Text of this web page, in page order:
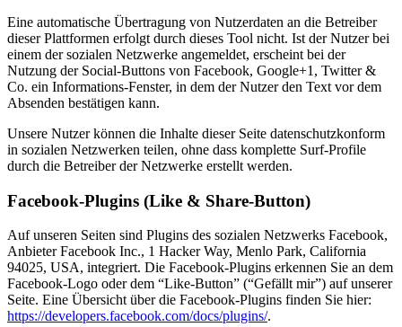
Eine automatische Übertragung von Nutzerdaten an die Betreiber
dieser Plattformen erfolgt durch dieses Tool nicht. Ist der Nutzer bei
einem der sozialen Netzwerke angemeldet, erscheint bei der
Nutzung der Social-Buttons von Facebook, Google+1, Twitter &
Co. ein Informations-Fenster, in dem der Nutzer den Text vor dem
Absenden bestätigen kann.
Unsere Nutzer können die Inhalte dieser Seite datenschutzkonform
in sozialen Netzwerken teilen, ohne dass komplette Surf-Profile
durch die Betreiber der Netzwerke erstellt werden.
Facebook-Plugins (Like & Share-Button)
Auf unseren Seiten sind Plugins des sozialen Netzwerks Facebook,
Anbieter Facebook Inc., 1 Hacker Way, Menlo Park, California
94025, USA, integriert. Die Facebook-Plugins erkennen Sie an dem
Facebook-Logo oder dem “Like-Button” (“Gefällt mir”) auf unserer
Seite. Eine Übersicht über die Facebook-Plugins finden Sie hier:
https://developers.facebook.com/docs/plugins/.